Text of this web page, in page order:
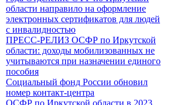
области направило на оформление
электронных сертификатов для людей
с инвалидностью
ПРЕСС-РЕЛИЗ ОСФР по Иркутской
области: доходы мобилизованных не
учитываются при назначении единого
пособия
Социальный фонд России обновил
номер контакт-центра
ОСФР по Иркутской области в 2023